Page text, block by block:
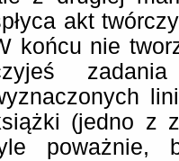
akt
końcu nie
(jedno z
poważnie,